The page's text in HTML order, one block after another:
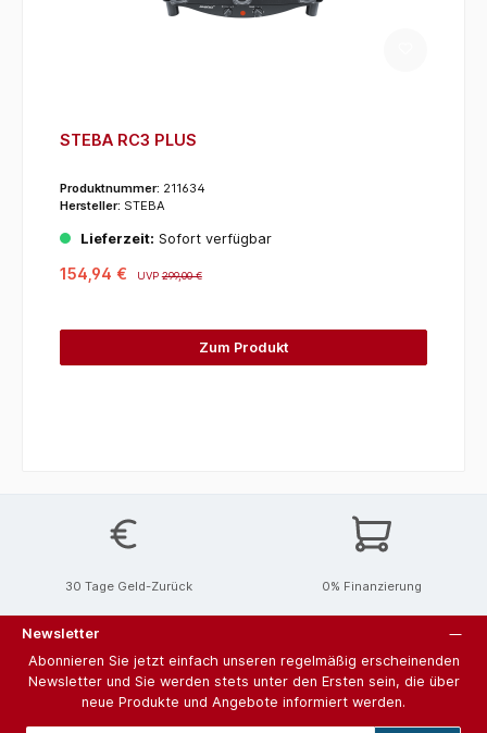
STEBA RC3 PLUS
Produktnummer: 211634
Hersteller: STEBA
Lieferzeit: Sofort verfügbar
154,94 € UVP299,00 €
Zum Produkt
30 Tage Geld-Zurück 0% Finanzierung
Newsletter
Abonnieren Sie jetzt einfach unseren regelmäßig erscheinenden
Newsletter und Sie werden stets unter den Ersten sein, die über
neue Produkte und Angebote informiert werden.